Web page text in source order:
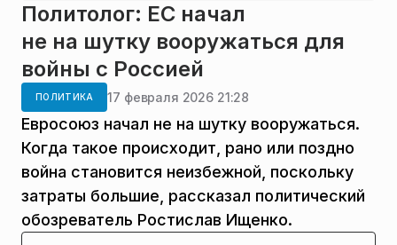
Политолог: ЕС начал
не на шутку вооружаться для
войны с Россией
ПОЛИТИКА 17 февраля 2026 21:28
Евросоюз начал не на шутку вооружаться.
Когда такое происходит, рано или поздно
война становится неизбежной, поскольку
затраты большие, рассказал политический
обозреватель Ростислав Ищенко.